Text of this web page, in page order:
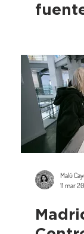
Malú
11 mar